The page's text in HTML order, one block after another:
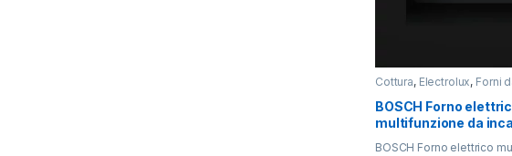
Cottura, Electrolux, Forni
BOSCH Forno
multifunzione da
HBA171BS3
BOSCH Forno elettrico